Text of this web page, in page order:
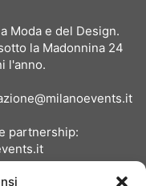
Moda e del Design.
la Madonnina 24
l'anno.
partnership: